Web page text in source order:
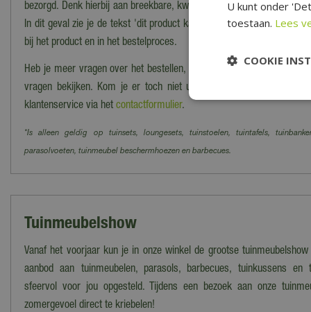
bezorgd. Denk hierbij aan breekbare, kwetsbare, zware of moeilijk te
In dit geval zie je de tekst 'dit product kan alleen worden opgehaald,
bij het product en in het bestelproces.
Heb je meer vragen over het bestellen, bezorgen en/of afhalen kun je
vragen bekijken. Kom je er toch niet uit? Dan kun je altijd contact
klantenservice via het contactformulier.
*Is alleen geldig op tuinsets, loungesets, tuinstoelen, tuintafels,
parasolvoeten, tuinmeubel beschermhoezen en barbecues.
Tuinmeubelshow
Vanaf het voorjaar kun je in onze winkel de grootse tuinmeubelshow
aanbod aan tuinmeubelen, parasols, barbecues, tuinkussens en
sfeervol voor jou opgesteld. Tijdens een bezoek aan onze
zomergevoel direct te kriebelen!
U kunt onder
toestaan. Lees
COOKIE